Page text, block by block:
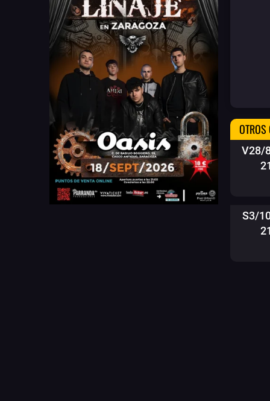
OTROS
V28/
S3/